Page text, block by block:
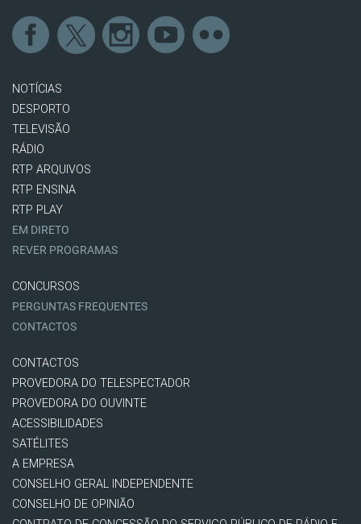
NOTÍCIAS
DESPORTO
TELEVISÃO
RÁDIO
RTP ARQUIVOS
RTP ENSINA
RTP PLAY
EM DIRETO
REVER PROGRAMAS
CONCURSOS
PERGUNTAS FREQUENTES
CONTACTOS
CONTACTOS
PROVEDORA DO TELESPECTADOR
PROVEDORA DO OUVINTE
ACESSIBILIDADES
SATÉLITES
A EMPRESA
CONSELHO GERAL INDEPENDENTE
CONSELHO DE OPINIÃO